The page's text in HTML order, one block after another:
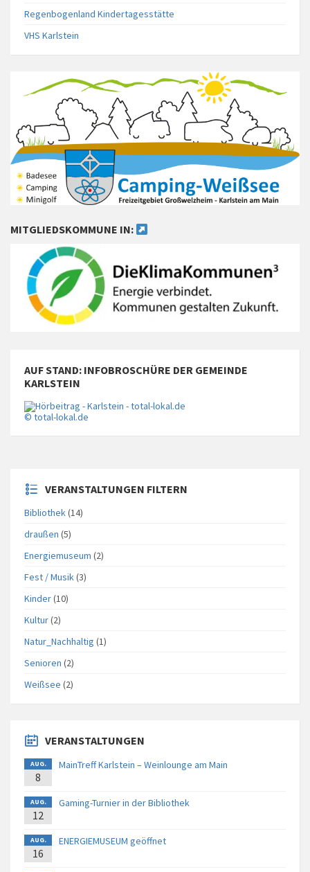
Regenbogenland Kindertagesstätte
VHS Karlstein
MITGLIEDSKOMMUNE IN:
AUF STAND: INFOBROSCHÜRE DER GEMEINDE
KARLSTEIN
© total-lokal.de
VERANSTALTUNGEN FILTERN
Bibliothek(14)
draußen (5)
Energiemuseum (2)
Fest / Musik(3)
Kinder(10)
Kultur(2)
Natur_Nachhaltig (1)
Senioren (2)
Weißsee (2)
VERANSTALTUNGEN
AUG.
8
MainTreff Karlstein – Weinlounge am Main
AUG.
12
Gaming-Turnier in der Bibliothek
AUG.
16
ENERGIEMUSEUM geöffnet